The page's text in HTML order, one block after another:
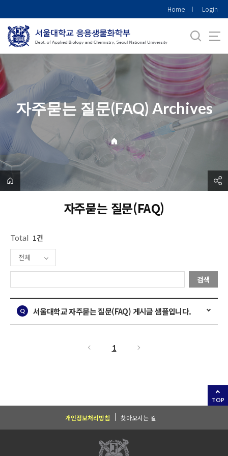
로
메
뉴
Home Login
자주묻는 질문(FAQ) Archives
자주묻는 질문(FAQ)
Total 1건
전체
검색
서울대학교 자주묻는 질문(FAQ) 게시글 샘플입니다.
1
TOP
개인정보처리방침 찾아오시는 길